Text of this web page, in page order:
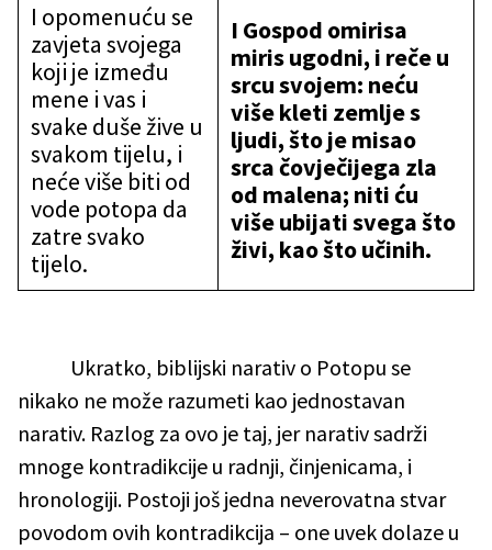
I opomenuću se
zavjeta svojega
koji je između
mene i vas i
svake duše žive u
svakom tijelu, i
neće više biti od
vode potopa da
zatre svako
tijelo.
I Gospod omirisa
miris ugodni, i reče u
srcu svojem: neću
više kleti zemlje s
ljudi, što je misao
srca čovječijega zla
od malena; niti ću
više ubijati svega što
živi, kao što učinih.
Ukratko, biblijski narativ o Potopu se
nikako ne može razumeti kao jednostavan
narativ. Razlog za ovo je taj, jer narativ sadrži
mnoge kontradikcije u radnji, činjenicama, i
hronologiji. Postoji još jedna neverovatna stvar
povodom ovih kontradikcija – one uvek dolaze u